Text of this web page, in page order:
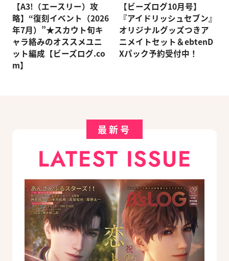
【A3!（エースリー）攻
略】“復刻イベント（2026
年7月）”★スカウト旬キ
ャラ絡みのオススメユニ
ット編成【ビーズログ.co
m】
【ビーズログ10月号】
『アイドリッシュセブン』
オリジナルグッズつきア
ニメイトセット＆ebtenD
Xパック予約受付中！
最新号
LATEST ISSUE